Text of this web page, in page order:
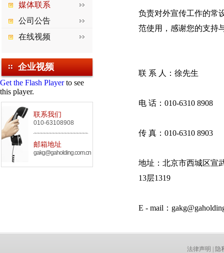
媒体联系
公司公告
在线视频
企业视频
Get the Flash Playerto see
this player.
联系我们
010-63108908
邮箱地址
gakg@gaholding.com.cn
负责对外宣传工作的常
范使用，感谢您的支持
联 系 人：徐先生
电 话：010-6310 8908
传 真：010-6310 8903
地址：北京市西城区宣
13层1319
E - mail：
法律声明 隐